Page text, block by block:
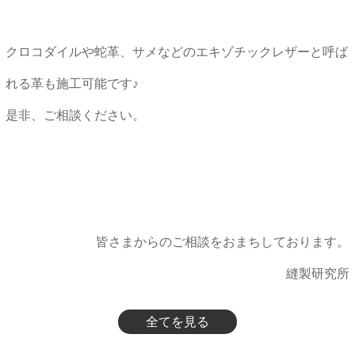
クロコダイルや蛇革、サメなどのエキゾチックレザーと呼ば
れる革も施工可能です♪
是非、ご相談ください。
皆さまからのご相談をおまちしております。
縫製研究所
全てを見る